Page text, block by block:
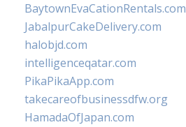
BaytownEvaCationRentals.com
JabalpurCakeDelivery.com
halobjd.com
intelligenceqatar.com
PikaPikaApp.com
takecareofbusinessdfw.org
HamadaOfJapan.com